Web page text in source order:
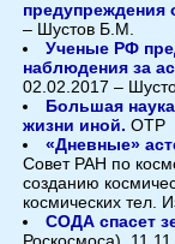
предупреждения
– Шустов Б.М.
Ученые РФ
наблюдения за
02.02.2017 –
Большая
жизни иной. ОТР
«Дневные»
Совет РАН по
созданию
космических тел.
СОДА спасет